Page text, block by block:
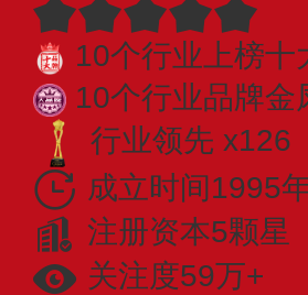
10个行业上榜十
10个行业品牌金
行业领先 x126
成立时间1995
注册资本5颗星
关注度59万+